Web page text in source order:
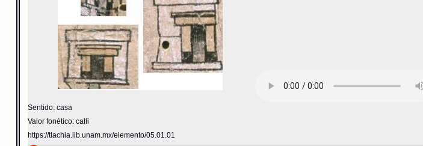
Sentido: casa
Valor fonético: calli
https://tlachia.iib.unam.mx/elemento/05.01.01